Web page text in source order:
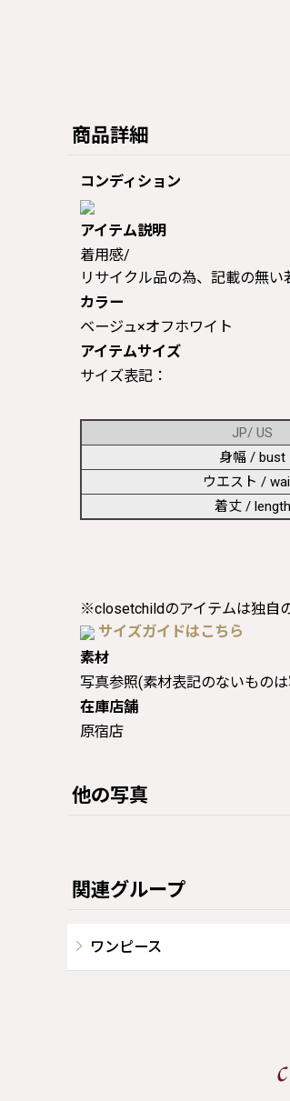
商品詳細
コンディション
アイテム説明
着用感/
リサイクル品の為、記載の無
カラー
ベージュ×オフホワイト
アイテムサイズ
サイズ表記：
JP/ US
身幅 / bust
ウエスト /
着丈 / length
※closetchildのアイテムは独自
サイズガイドはこちら
素材
写真参照(素材表記のないもの
在庫店舗
原宿店
他の写真
関連グループ
ワンピース